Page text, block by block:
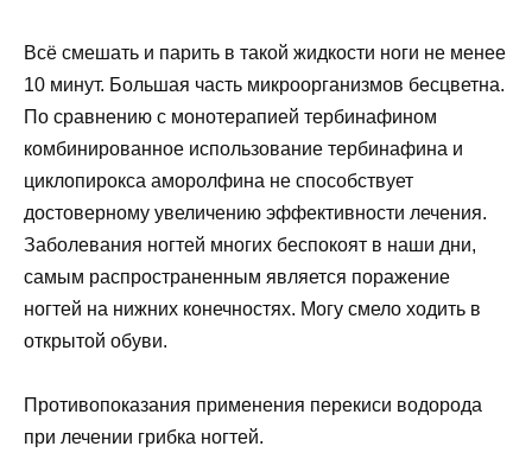
Всё смешать и парить в такой жидкости ноги не менее
10 минут. Большая часть микроорганизмов бесцветна.
По сравнению с монотерапией тербинафином
комбинированное использование тербинафина и
циклопирокса аморолфина не способствует
достоверному увеличению эффективности лечения.
Заболевания ногтей многих беспокоят в наши дни,
самым распространенным является поражение
ногтей на нижних конечностях. Могу смело ходить в
открытой обуви.
Противопоказания применения перекиси водорода
при лечении грибка ногтей.